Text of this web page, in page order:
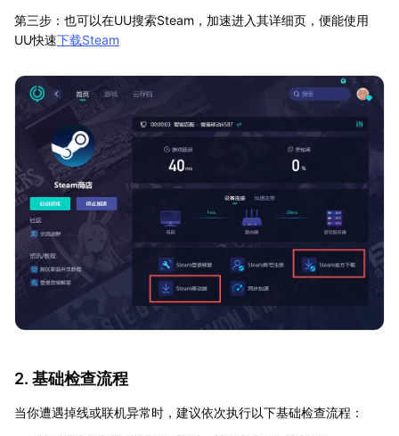
第三步：也可以在UU搜索Steam，加速进入其详细页，便能使用
UU快速下载Steam
2. 基础检查流程
当你遭遇掉线或联机异常时，建议依次执行以下基础检查流程：